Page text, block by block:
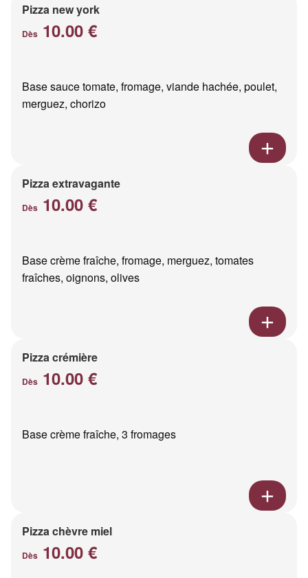
Pizza new york
Dès 10.00 €
Base sauce tomate, fromage, viande hachée, poulet,
merguez, chorizo
Pizza extravagante
Dès 10.00 €
Base crème fraîche, fromage, merguez, tomates
fraîches, oignons, olives
Pizza crémière
Dès 10.00 €
Base crème fraîche, 3 fromages
Pizza chèvre miel
Dès 10.00 €